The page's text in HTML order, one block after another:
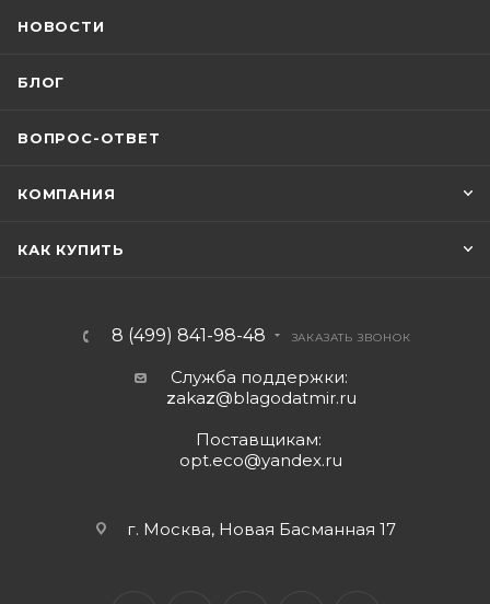
НОВОСТИ
БЛОГ
ВОПРОС-ОТВЕТ
КОМПАНИЯ
КАК КУПИТЬ
8 (499) 841-98-48 ЗАКАЗАТЬ ЗВОНОК
Служба поддержки:
zakaz@blagodatmir.ru
Поставщикам:
opt.eco@yandex.ru
г. Москва, Новая Басманная 17